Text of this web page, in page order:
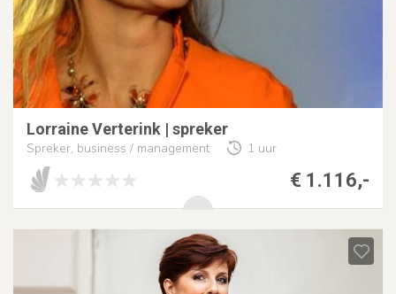
Lorraine Verterink | spreker
Spreker, business / management 1 uur
€ 1.116,-